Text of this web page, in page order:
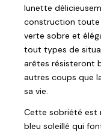
lunette
construction toute
verte sobre et
tout types de
arêtes résisteront
autres coups que
sa vie.
Cette sobriété est
bleu soleillé qui